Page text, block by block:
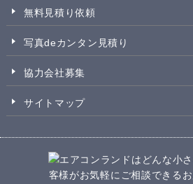
無料見積り依頼
写真deカンタン見積り
協力会社募集
サイトマップ